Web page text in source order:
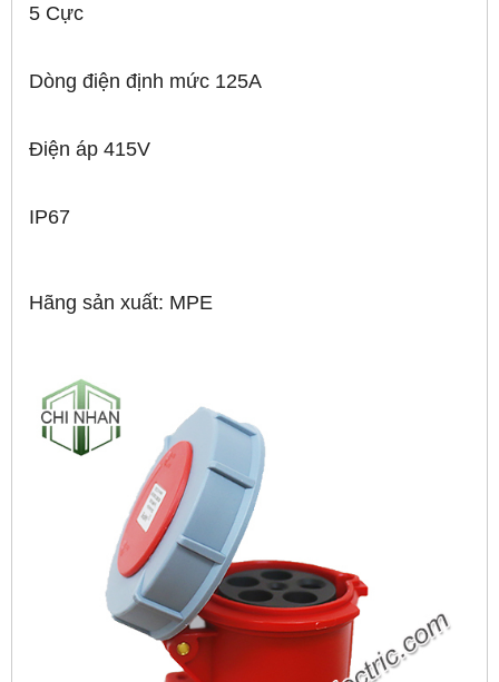
5 Cực
Dòng điện định mức 125A
Điện áp 415V
IP67
Hãng sản xuất: MPE